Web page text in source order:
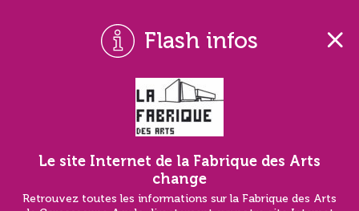
Flash infos
Le site Internet de la Fabrique des Arts
change
Retrouvez toutes les informations sur la Fabrique des Arts